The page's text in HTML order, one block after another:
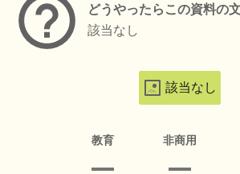
どうやったらこの資料の
該当なし
該当なし
教育 非商用